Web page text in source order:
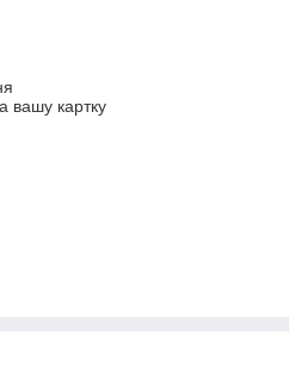
вашу картку